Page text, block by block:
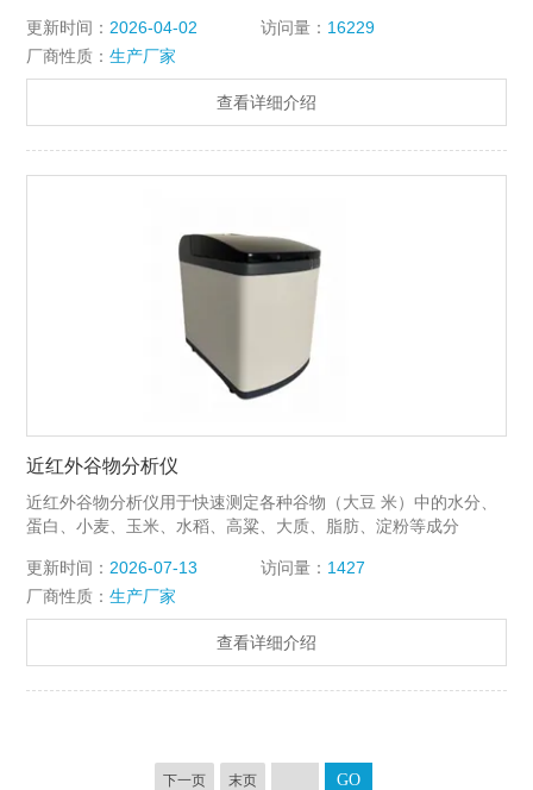
和面粉配混、面粉质量稳定性评价等。
更新时间： 2026-04-02 访问量： 16229
厂商性质：生产厂家
查看详细介绍
近红外谷物分析仪
近红外谷物分析仪用于快速测定各种谷物（大豆 米）中的水分、
蛋白、小麦、玉米、水稻、高粱、大质、脂肪、淀粉等成分
更新时间： 2026-07-13 访问量： 1427
厂商性质：生产厂家
查看详细介绍
下一页 末页